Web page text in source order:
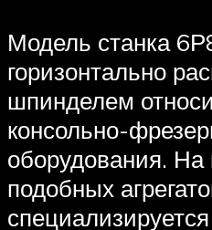
Модель станка
горизонтально
шпинделем
консольно-
оборудования. На
подобных